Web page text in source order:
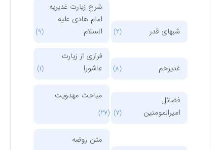
شبهای قدر
شرح زیارت غدیریه
امام هادی علیه
السلام
غدیرخم
فرازی از زیارت
عاشورا
فضائل
امیرالمومنین
مباحث مهدویت
(27)
متن روضه